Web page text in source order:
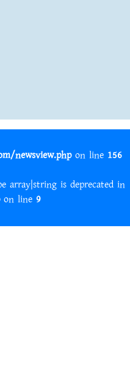
newsview.phpon line 156
array|string is deprecated in
on line 9